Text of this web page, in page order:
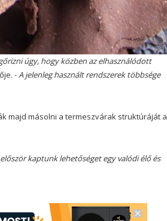
úgy, hogy közben az elhasználódott
-A jelenleg használt rendszerek többsége
majd másolni a termeszvárak struktúráját a
kaptunk lehetőséget egy valódi élő és